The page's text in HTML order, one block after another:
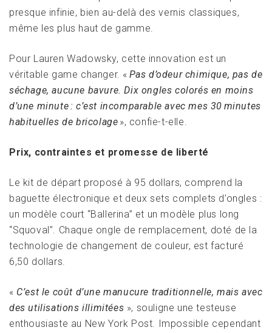
presque infinie, bien au-delà des vernis classiques,
même les plus haut de gamme.
Pour Lauren Wadowsky, cette innovation est un
véritable game changer. « Pas d’odeur chimique, pas de
séchage, aucune bavure. Dix ongles colorés en moins
d’une minute : c’est incomparable avec mes 30 minutes
habituelles de bricolage », confie-t-elle.
Prix, contraintes et promesse de liberté
Le kit de départ proposé à 95 dollars, comprend la
baguette électronique et deux sets complets d’ongles :
un modèle court “Ballerina” et un modèle plus long
“Squoval”. Chaque ongle de remplacement, doté de la
technologie de changement de couleur, est facturé
6,50 dollars.
« C’est le coût d’une manucure traditionnelle, mais avec
des utilisations illimitées », souligne une testeuse
enthousiaste au New York Post. Impossible cependant